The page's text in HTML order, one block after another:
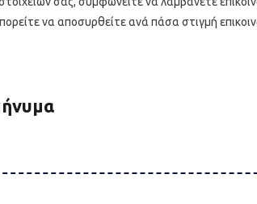
να αποσυρθείτε ανά πάσα στιγμή